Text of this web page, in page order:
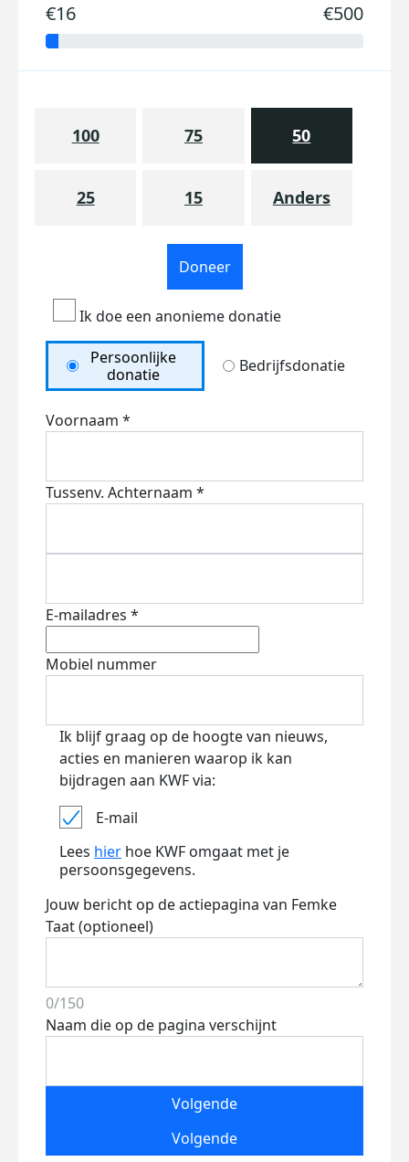
€16 €500
100 75 50
25 15 Anders
Doneer
Ik doe een anonieme donatie
Persoonlijke
donatie
Bedrijfsdonatie
Voornaam *
Tussenv. Achternaam *
E-mailadres *
Mobiel nummer
Ik blijf graag op de hoogte van nieuws,
acties en manieren waarop ik kan
bijdragen aan KWF via:
E-mail
Lees hier hoe KWF omgaat met je
persoonsgegevens.
Jouw bericht op de actiepagina van Femke
Taat (optioneel)
0/150
Naam die op de pagina verschijnt
Volgende
Volgende